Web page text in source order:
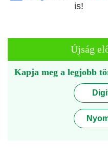
is!
Újság
Kapja meg a legjobb